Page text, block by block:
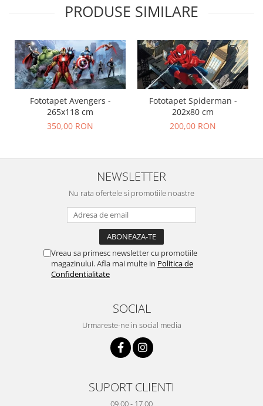
PRODUSE SIMILARE
Fototapet Avengers -
265x118 cm
350,00 RON
Fototapet Spiderman -
202x80 cm
200,00 RON
NEWSLETTER
Nu rata ofertele si promotiile noastre
Vreau sa primesc newsletter cu promotiile
magazinului. Afla mai multe in Politica de
Confidentialitate
SOCIAL
Urmareste-ne in social media
SUPORT CLIENTI
09.00 - 17.00